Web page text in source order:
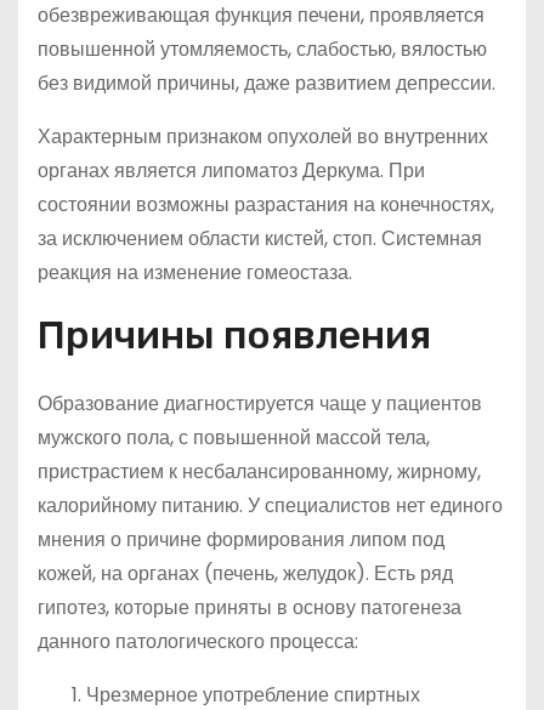
обезвреживающая функция печени, проявляется
повышенной утомляемость, слабостью, вялостью
без видимой причины, даже развитием депрессии.
Характерным признаком опухолей во внутренних
органах является липоматоз Деркума. При
состоянии возможны разрастания на конечностях,
за исключением области кистей, стоп. Системная
реакция на изменение гомеостаза.
Причины появления
Образование диагностируется чаще у пациентов
мужского пола, с повышенной массой тела,
пристрастием к несбалансированному, жирному,
калорийному питанию. У специалистов нет единого
мнения о причине формирования липом под
кожей, на органах (печень, желудок). Есть ряд
гипотез, которые приняты в основу патогенеза
данного патологического процесса:
Чрезмерное употребление спиртных